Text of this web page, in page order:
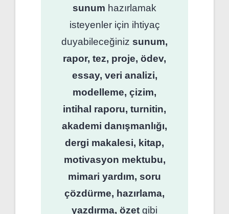
sunum hazırlamak
isteyenler için ihtiyaç
duyabileceğiniz sunum,
rapor, tez, proje, ödev,
essay, veri analizi,
modelleme, çizim,
intihal raporu, turnitin,
akademi danışmanlığı,
dergi makalesi, kitap,
motivasyon mektubu,
mimari yardım, soru
çözdürme, hazırlama,
yazdırma, özet gibi